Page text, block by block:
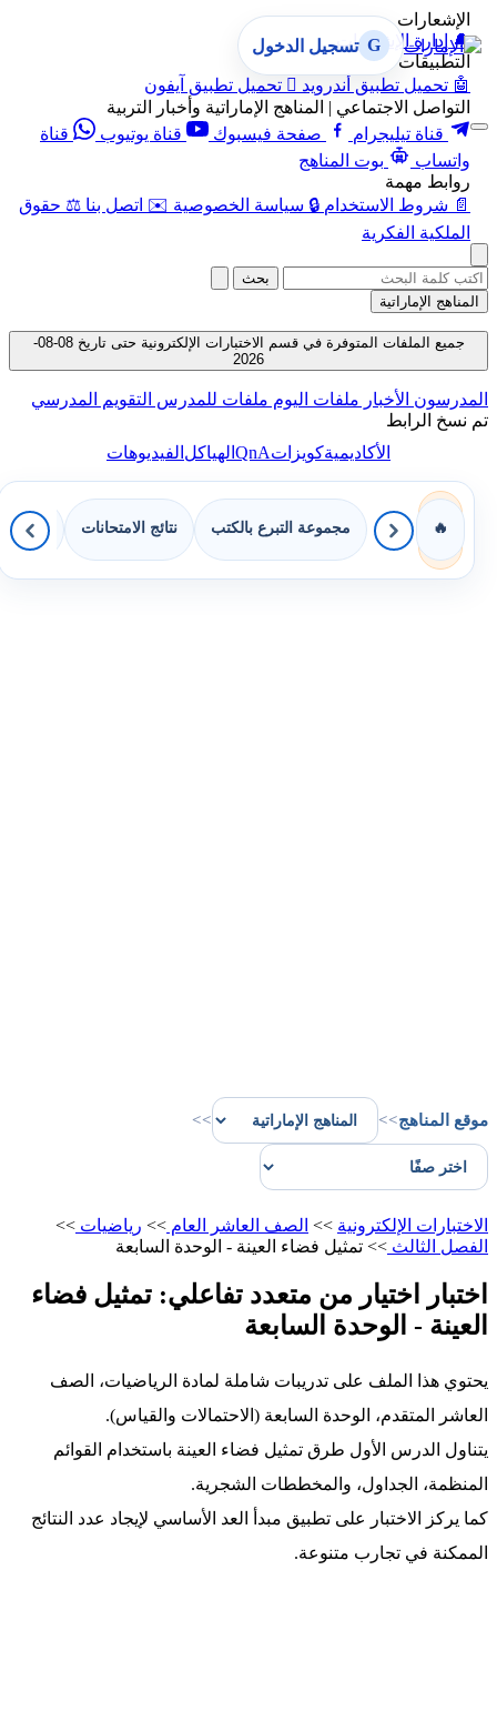
الإشعارات
🔔 إدارة الإشعارات
التطبيقات
🤖 تحميل تطبيق أندرويد  تحميل تطبيق آيفون
التواصل الاجتماعي | المناهج الإماراتية وأخبار التربية
قناة تيليجرام
صفحة فيسبوك قناة يوتيوب
قناة
واتساب
بوت المناهج
روابط مهمة
📄 شروط الاستخدام 🔒 سياسة الخصوصية ✉️ اتصل بنا ⚖️ حقوق
الملكية الفكرية
G تسجيل الدخول
بحث
المناهج الإماراتية
جميع الملفات المتوفرة في قسم الاختبارات الإلكترونية حتى تاريخ 08-08-
2026
المدرسون الأخبار ملفات اليوم ملفات للمدرس التقويم المدرسي
تم نسخ الرابط
الأكاديميةكويزاتQnAالهياكل الفيديوهات
🔥 مجموعة التبرع بالكتب نتائج الامتحانات
موقع المناهج>>
>>
الاختبارات الإلكترونية >> الصف العاشر العام >> رياضيات >>
الفصل الثالث >> تمثيل فضاء العينة - الوحدة السابعة
اختبار اختيار من متعدد تفاعلي: تمثيل فضاء
العينة - الوحدة السابعة
يحتوي هذا الملف على تدريبات شاملة لمادة الرياضيات، الصف
العاشر المتقدم، الوحدة السابعة (الاحتمالات والقياس).
يتناول الدرس الأول طرق تمثيل فضاء العينة باستخدام القوائم
المنظمة، الجداول، والمخططات الشجرية.
كما يركز الاختبار على تطبيق مبدأ العد الأساسي لإيجاد عدد النتائج
الممكنة في تجارب متنوعة.